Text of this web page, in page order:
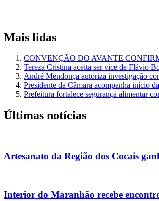
Mais lidas
CONVENÇÃO DO AVANTE
Tereza Cristina aceita ser vice de Flávio
André Mendonça autoriza investigação
Presidente da Câmara acompanha início
Prefeitura fortalece segurança alimentar
Últimas notícias
Artesanato da Região dos Cocais
Interior do Maranhão recebe